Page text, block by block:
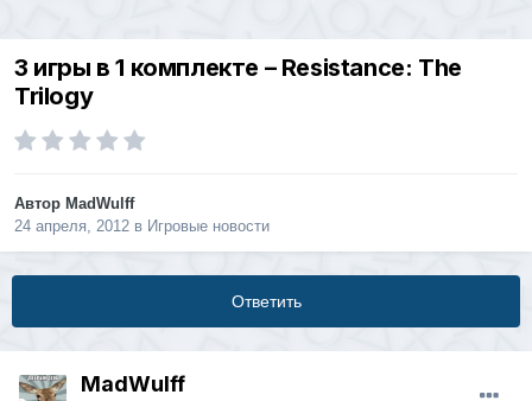
3 игры в 1 комплекте – Resistance: The
Trilogy
Автор MadWulff
24 апреля, 2012 в Игровые новости
Ответить
MadWulff